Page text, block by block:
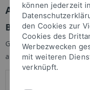
Anmelden
Geben Sie Ihren
anzumelden:
können jederzeit
den Cookies zur
Cookies des
Werbezwecken
mit weiteren
verknüpft.